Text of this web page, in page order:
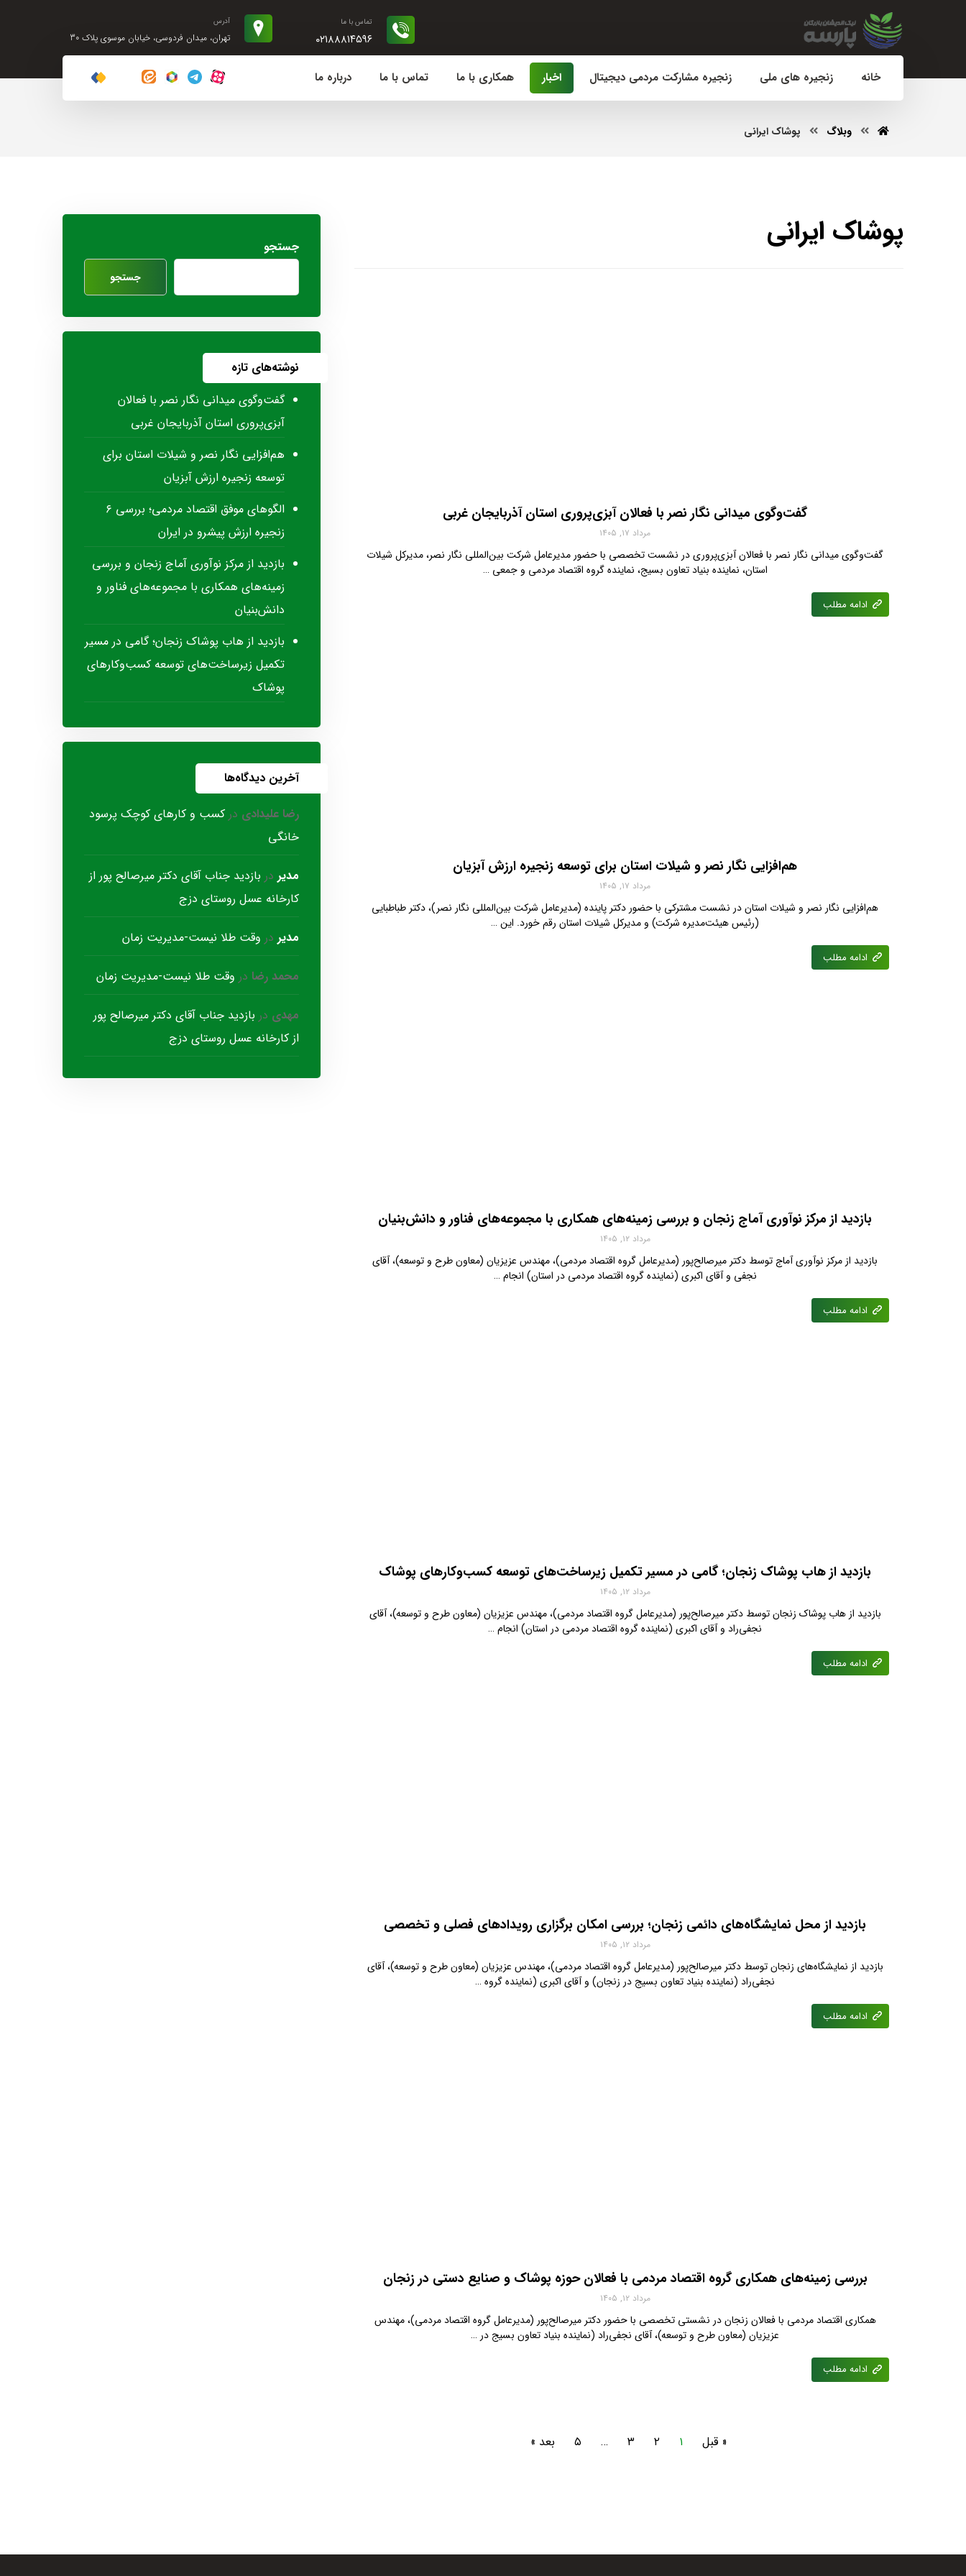
آدرس
تهران، میدان فردوسی، خیابان موسوی پلاک 30
تماس با ما
۰۲۱۸۸۸۱۴۵۹۶
خانه زنجیره های ملی زنجیره مشارکت مردمی دیجیتال اخبار همکاری با ما تماس با ما درباره ما
وبلاگ پوشاک ایرانی
پوشاک ایرانی
گفت‌وگوی میدانی نگار نصر با فعالان آبزی‌پروری استان آذربایجان غربی
مرداد ۱۷, ۱۴۰۵
گفت‌وگوی میدانی نگار نصر با فعالان آبزی‌پروری در نشست تخصصی با حضور مدیرعامل شرکت بین‌المللی نگار نصر، مدیرکل شیلات
استان، نماینده بنیاد تعاون بسیج، نماینده گروه اقتصاد مردمی و جمعی …
ادامه مطلب
هم‌افزایی نگار نصر و شیلات استان برای توسعه زنجیره ارزش آبزیان
مرداد ۱۷, ۱۴۰۵
هم‌افزایی نگار نصر و شیلات استان در نشست مشترکی با حضور دکتر پاینده (مدیرعامل شرکت بین‌المللی نگار نصر)، دکتر طباطبایی
(رئیس هیئت‌مدیره شرکت) و مدیرکل شیلات استان رقم خورد. این …
ادامه مطلب
بازدید از مرکز نوآوری آماج زنجان و بررسی زمینه‌های همکاری با مجموعه‌های فناور و دانش‌بنیان
مرداد ۱۲, ۱۴۰۵
بازدید از مرکز نوآوری آماج توسط دکتر میرصالح‌پور (مدیرعامل گروه اقتصاد مردمی)، مهندس عزیزیان (معاون طرح و توسعه)، آقای
نجفی‌ و آقای اکبری (نماینده گروه اقتصاد مردمی در استان) انجام …
ادامه مطلب
بازدید از هاب پوشاک زنجان؛ گامی در مسیر تکمیل زیرساخت‌های توسعه کسب‌وکارهای پوشاک
مرداد ۱۲, ۱۴۰۵
بازدید از هاب پوشاک زنجان توسط دکتر میرصالح‌پور (مدیرعامل گروه اقتصاد مردمی)، مهندس عزیزیان (معاون طرح و توسعه)، آقای
نجفی‌راد و آقای اکبری (نماینده گروه اقتصاد مردمی در استان) انجام …
ادامه مطلب
بازدید از محل نمایشگاه‌های دائمی زنجان؛ بررسی امکان برگزاری رویدادهای فصلی و تخصصی
مرداد ۱۲, ۱۴۰۵
بازدید از نمایشگاه‌های زنجان توسط دکتر میرصالح‌پور (مدیرعامل گروه اقتصاد مردمی)، مهندس عزیزیان (معاون طرح و توسعه)، آقای
نجفی‌راد (نماینده بنیاد تعاون بسیج در زنجان) و آقای اکبری (نماینده گروه …
ادامه مطلب
بررسی زمینه‌های همکاری گروه اقتصاد مردمی با فعالان حوزه پوشاک و صنایع دستی در زنجان
مرداد ۱۲, ۱۴۰۵
همکاری اقتصاد مردمی با فعالان زنجان در نشستی تخصصی با حضور دکتر میرصالح‌پور (مدیرعامل گروه اقتصاد مردمی)، مهندس
عزیزیان (معاون طرح و توسعه)، آقای نجفی‌راد (نماینده بنیاد تعاون بسیج در …
ادامه مطلب
« قبل ۱ ۲ ۳ … ۵ بعد »
جستجو
جستجو
نوشته‌های تازه
گفت‌وگوی میدانی نگار نصر با فعالان
آبزی‌پروری استان آذربایجان غربی
هم‌افزایی نگار نصر و شیلات استان برای
توسعه زنجیره ارزش آبزیان
الگوهای موفق اقتصاد مردمی؛ بررسی ۶
زنجیره ارزش پیشرو در ایران
بازدید از مرکز نوآوری آماج زنجان و بررسی
زمینه‌های همکاری با مجموعه‌های فناور و
دانش‌بنیان
بازدید از هاب پوشاک زنجان؛ گامی در مسیر
تکمیل زیرساخت‌های توسعه کسب‌وکارهای
پوشاک
آخرین دیدگاه‌ها
رضا علیدادی درکسب و کارهای کوچک پرسود
خانگی
مدیر در بازدید جناب آقای دکتر میرصالح پور از
کارخانه عسل روستای دزج
مدیر در وقت طلا نیست-مدیریت زمان
محمد رضا در وقت طلا نیست-مدیریت زمان
مهدی در بازدید جناب آقای دکتر میرصالح پور
از کارخانه عسل روستای دزج